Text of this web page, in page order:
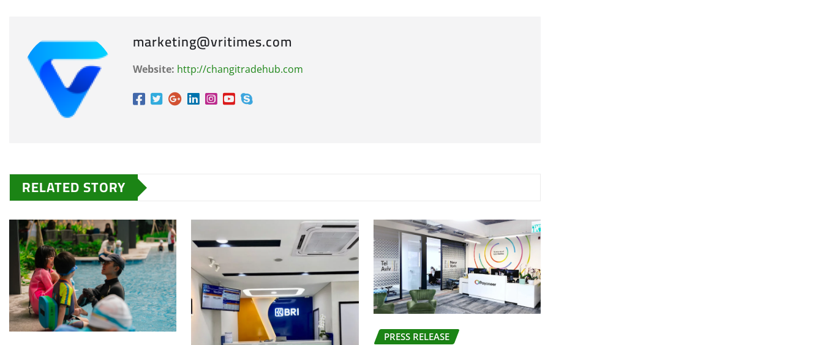
marketing@vritimes.com
Website: http://changitradehub.com
RELATED STORY
PRESS RELEASE